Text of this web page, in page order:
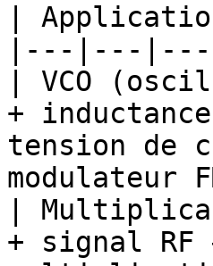
|
|---|---|---|
| VCO
+
tension de
modulateur
|
+ signal RF